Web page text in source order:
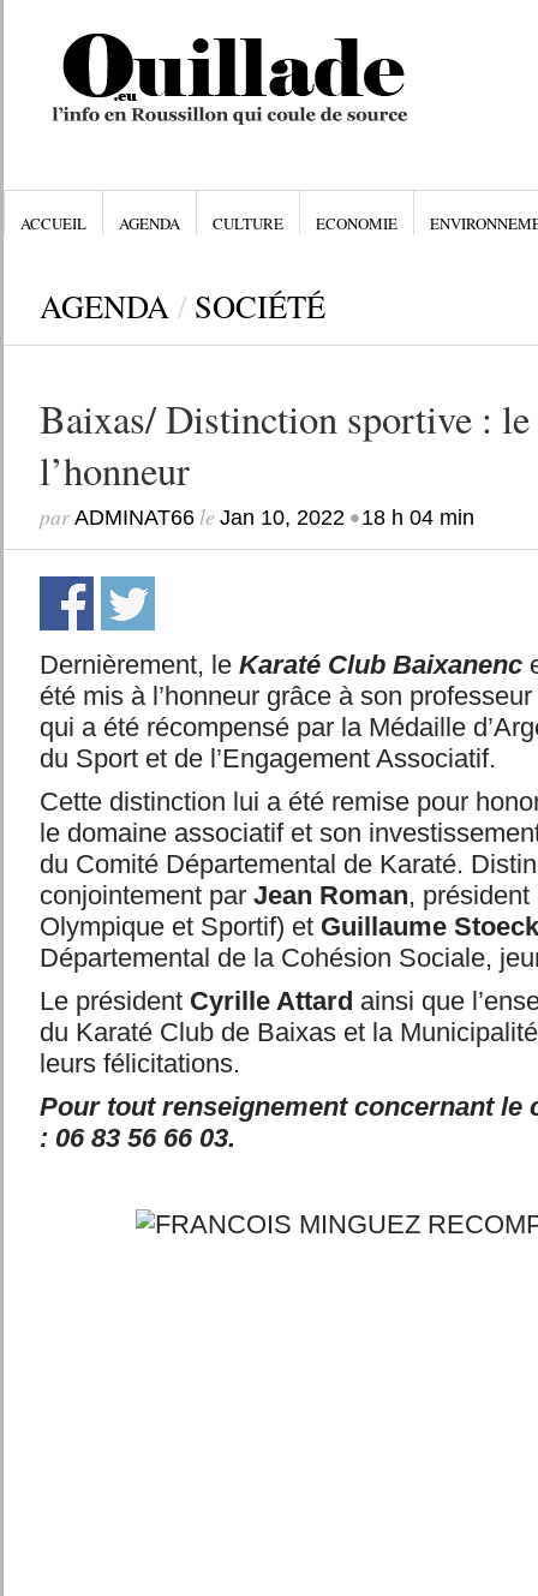
ACCUEIL AGENDA CULTURE ECONOMIE
AGENDA / SOCIÉTÉ
Baixas/ Distinction sportive :
l’honneur
par ADMINAT66le Jan 10, 2022•18 h 04 min
Dernièrement, le Karaté Club Baixanenc
été mis à l’honneur grâce à son professeur
qui a été récompensé par la Médaille
du Sport et de l’Engagement Associatif.
Cette distinction lui a été remise pour
le domaine associatif et son
du Comité Départemental de Karaté.
conjointement parJean Roman,
Olympique et Sportif) et Guillaume
Départemental de la Cohésion Sociale,
Le président Cyrille Attard ainsi que
du Karaté Club de Baixas et la
leurs félicitations.
Pour tout renseignement concernant le
: 06 83 56 66 03.